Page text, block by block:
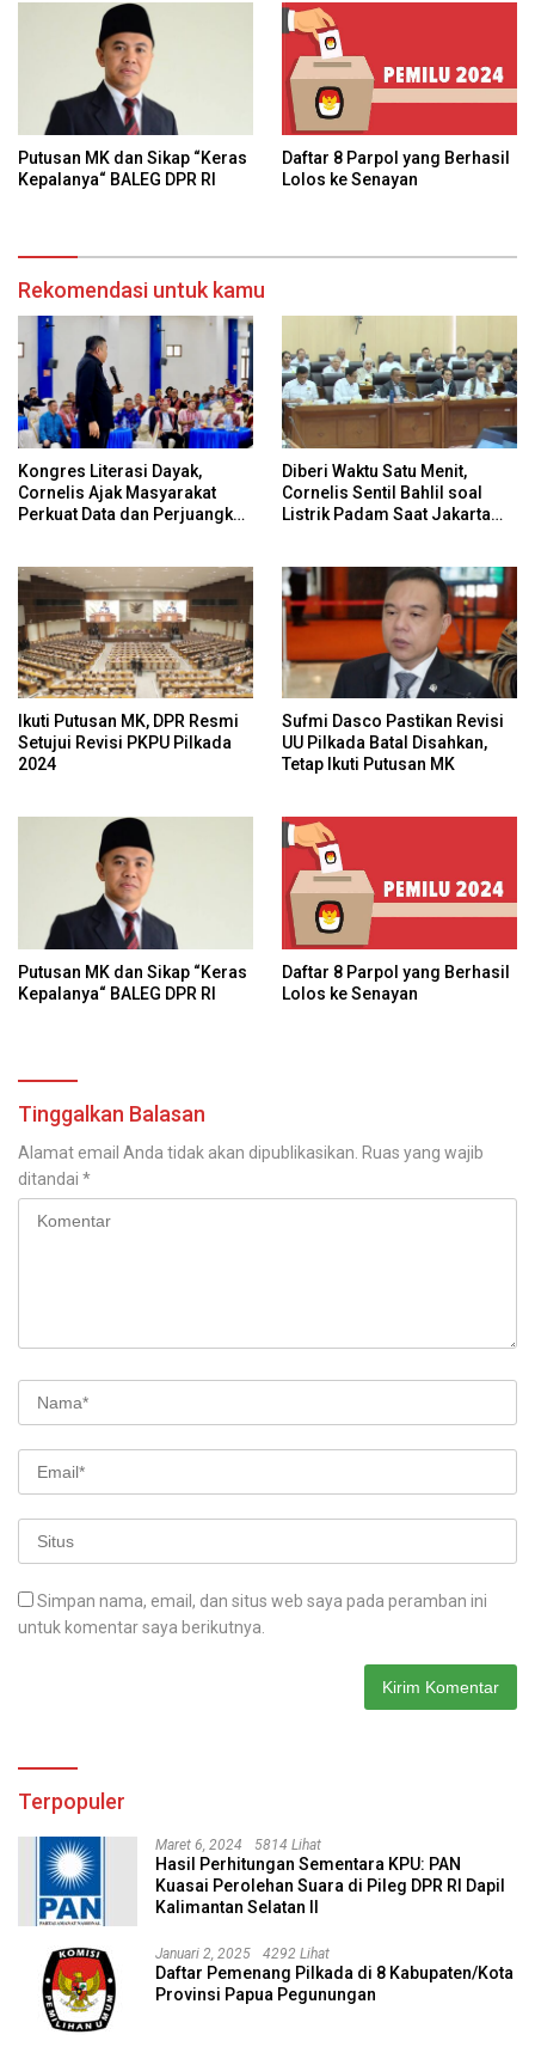
Putusan MK dan Sikap “Keras
Kepalanya“ BALEG DPR RI
Daftar 8 Parpol yang Berhasil
Lolos ke Senayan
Rekomendasi untuk kamu
Kongres Literasi Dayak,
Cornelis Ajak Masyarakat
Perkuat Data dan Perjuangkan
Diberi Waktu Satu Menit,
Cornelis Sentil Bahlil soal
Listrik Padam Saat Jakarta
Ikuti Putusan MK, DPR Resmi
Setujui Revisi PKPU Pilkada
2024
Sufmi Dasco Pastikan Revisi
UU Pilkada Batal Disahkan,
Tetap Ikuti Putusan MK
Putusan MK dan Sikap “Keras
Kepalanya“ BALEG DPR RI
Daftar 8 Parpol yang Berhasil
Lolos ke Senayan
Tinggalkan Balasan
Alamat email Anda tidak akan dipublikasikan. Ruas yang wajib
ditandai *
Simpan nama, email, dan situs web saya pada peramban ini
untuk komentar saya berikutnya.
Terpopuler
Maret 6, 2024 5814 Lihat
Hasil Perhitungan Sementara KPU: PAN
Kuasai Perolehan Suara di Pileg DPR RI Dapil
Kalimantan Selatan II
Januari 2, 2025 4292 Lihat
Daftar Pemenang Pilkada di 8 Kabupaten/Kota
Provinsi Papua Pegunungan